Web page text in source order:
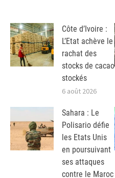
Côte d’Ivoire :
L’Etat achève le
rachat des
stocks de cacao
stockés
6 août 2026
Sahara : Le
Polisario défie
les Etats Unis
en poursuivant
ses attaques
contre le Maroc